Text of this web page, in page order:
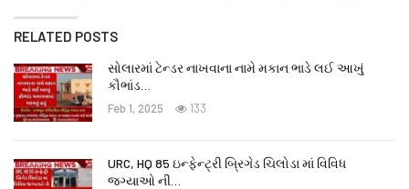
RELATED POSTS
સોલારમાં ટેન્ડર નાખવાના નામે મકાન ભાડે લઈ આખું
કૌભાંડ…
Feb 1, 2025 133
URC, HQ 85 ઇન્ફેન્ટ્રી બ્રિગેડ ચિલોડા માં વિવિધ
જગ્યાઓ ની…